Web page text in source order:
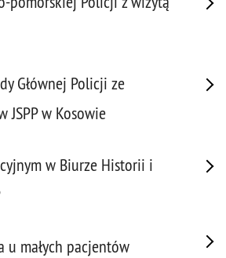
Głównej Policji ze
JSPP w Kosowie
w Biurze Historii i
u małych pacjentów